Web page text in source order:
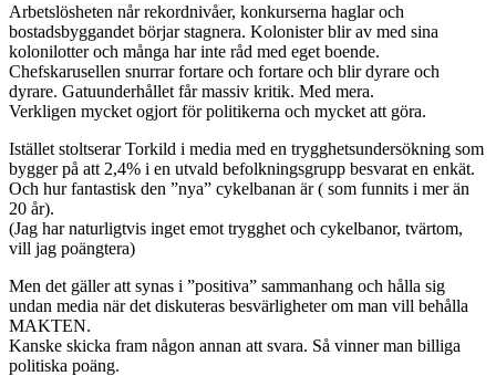
Arbetslösheten når rekordnivåer, konkurserna haglar och
bostadsbyggandet börjar stagnera. Kolonister blir av med sina
kolonilotter och många har inte råd med eget boende.
Chefskarusellen snurrar fortare och fortare och blir dyrare och
dyrare. Gatuunderhållet får massiv kritik. Med mera.
Verkligen mycket ogjort för politikerna och mycket att göra.
Istället stoltserar Torkild i media med en trygghetsundersökning som
bygger på att 2,4% i en utvald befolkningsgrupp besvarat en enkät.
Och hur fantastisk den ”nya” cykelbanan är ( som funnits i mer än
20 år).
(Jag har naturligtvis inget emot trygghet och cykelbanor, tvärtom,
vill jag poängtera)
Men det gäller att synas i ”positiva” sammanhang och hålla sig
undan media när det diskuteras besvärligheter om man vill behålla
MAKTEN.
Kanske skicka fram någon annan att svara. Så vinner man billiga
politiska poäng.